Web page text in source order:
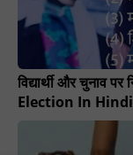
विद्यार्थी और
Election In Hindi